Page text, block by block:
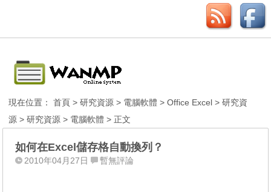
現在位置：首頁 >研究資源 > 電腦軟體 >Office Excel >研究資
源 >研究資源 > 電腦軟體 > 正文
如何在Excel儲存格自動換列？
2010年04月27日 暫無評論